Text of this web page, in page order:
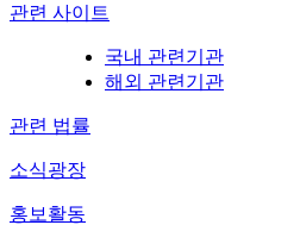
관련 사이트
국내 관련기관
해외 관련기관
관련 법률
소식광장
홍보활동